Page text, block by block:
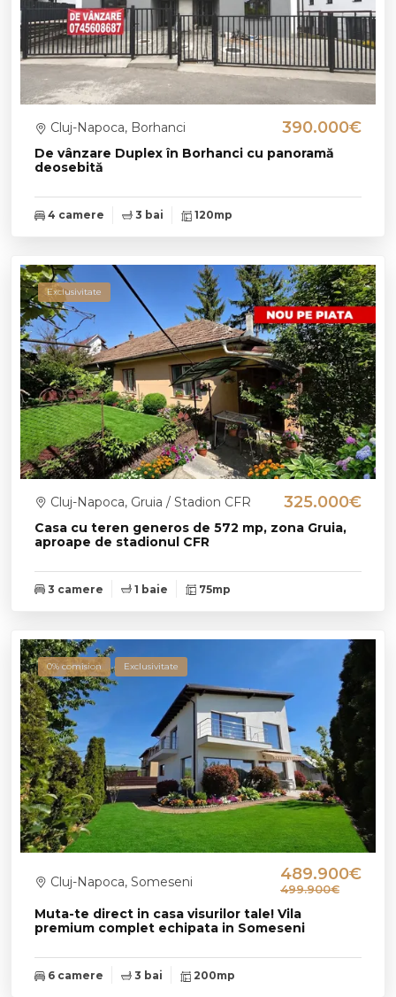
De vânzare Duplex în Borhanci cu panoramă
deosebită
Cluj-Napoca, Borhanci 390.000€
4 camere 3 bai 120mp
Exclusivitate
Casa cu teren generos de 572 mp, zona Gruia,
aproape de stadionul CFR
Cluj-Napoca, Gruia / Stadion CFR 325.000€
3 camere 1 baie 75mp
0% comision Exclusivitate
Muta-te direct in casa visurilor tale! Vila
premium complet echipata in Someseni
Cluj-Napoca, Someseni 489.900€
499.900€
6 camere 3 bai 200mp